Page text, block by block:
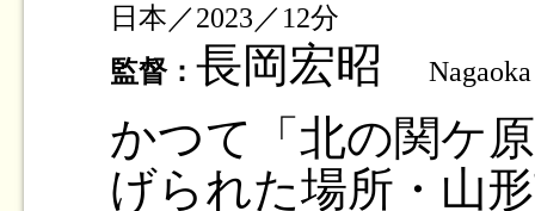
日本／2023／12分
監督： 長岡宏昭
かつて「北の関ケ
げられた場所・山